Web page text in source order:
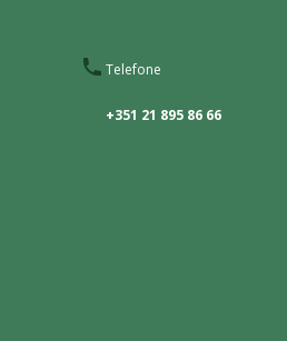
Telefone
+351 21 895 86 66